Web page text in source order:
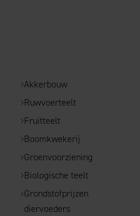
Akkerbouw
Ruwvoerteelt
Fruitteelt
Boomkwekerij
Groenvoorziening
Biologische teelt
Grondstofprijzen
diervoeders